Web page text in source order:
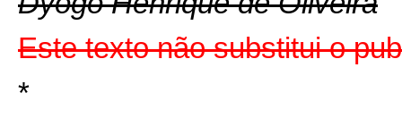
Este texto não substitui o
*